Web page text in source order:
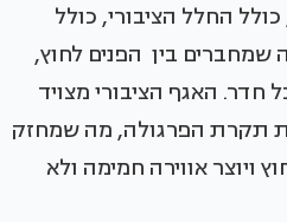
החלל הציבורי, כולל
בין הפנים לחוץ,
חדר. האגף הציבורי מצויד
תקרת הפרגולה, מה שמחזק
אווירה חמימה ולא